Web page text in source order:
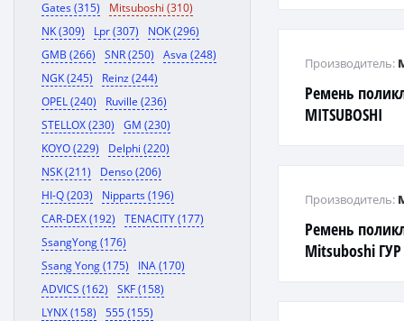
Gates (315)
Mitsuboshi (310)
NK (309)
Lpr (307)
NOK (296)
GMB (266)
SNR (250)
Asva (248)
NGK (245)
Reinz (244)
OPEL (240)
Ruville (236)
STELLOX (230)
GM (230)
KOYO (229)
Delphi (220)
NSK (211)
Denso (206)
HI-Q (203)
Nipparts (196)
CAR-DEX (192)
TENACITY (177)
SsangYong (176)
Ssang Yong (175)
INA (170)
ADVICS (162)
SKF (158)
LYNX (158)
555 (155)
Ремень
MITSUBOSHI
Производитель:
Ремень
Mitsuboshi
Производитель: